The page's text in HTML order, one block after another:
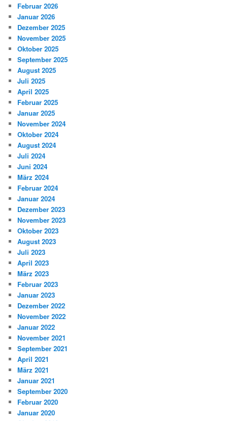
Februar 2026
Januar 2026
Dezember 2025
November 2025
Oktober 2025
September 2025
August 2025
Juli 2025
April 2025
Februar 2025
Januar 2025
November 2024
Oktober 2024
August 2024
Juli 2024
Juni 2024
März 2024
Februar 2024
Januar 2024
Dezember 2023
November 2023
Oktober 2023
August 2023
Juli 2023
April 2023
März 2023
Februar 2023
Januar 2023
Dezember 2022
November 2022
Januar 2022
November 2021
September 2021
April 2021
März 2021
Januar 2021
September 2020
Februar 2020
Januar 2020